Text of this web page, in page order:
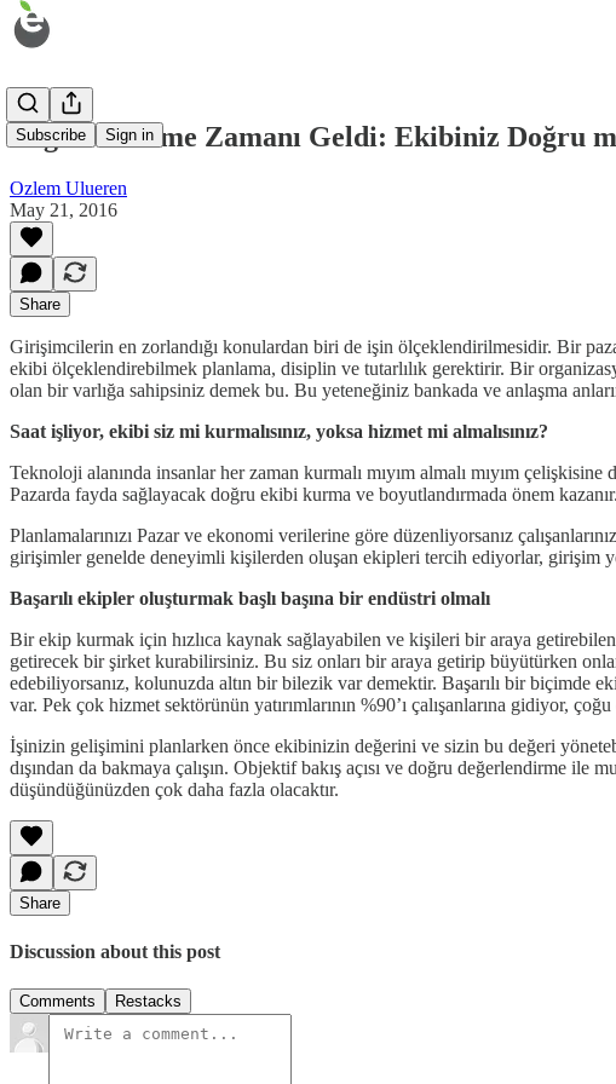
Subscribe Sign in
Değerlendirme Zamanı Geldi: Ekibiniz Doğru
Ozlem Ulueren
May 21, 2016
Share
Girişimcilerin en zorlandığı konulardan biri de işin ölçeklendirilmesidir. Bir
ekibi ölçeklendirebilmek planlama, disiplin ve tutarlılık gerektirir. Bir
olan bir varlığa sahipsiniz demek bu. Bu yeteneğiniz bankada ve anlaşma
Saat işliyor, ekibi siz mi kurmalısınız, yoksa hizmet mi almalısınız?
Teknoloji alanında insanlar her zaman kurmalı mıyım almalı mıyım
Pazarda fayda sağlayacak doğru ekibi kurma ve boyutlandırmada önem kazanır.
Planlamalarınızı Pazar ve ekonomi verilerine göre düzenliyorsanız
girişimler genelde deneyimli kişilerden oluşan ekipleri tercih ediyorlar, girişim
Başarılı ekipler oluşturmak başlı başına bir endüstri olmalı
Bir ekip kurmak için hızlıca kaynak sağlayabilen ve kişileri bir araya
getirecek bir şirket kurabilirsiniz. Bu siz onları bir araya getirip büyütürken
edebiliyorsanız, kolunuzda altın bir bilezik var demektir. Başarılı bir
var. Pek çok hizmet sektörünün yatırımlarının %90’ı çalışanlarına gidiyor,
İşinizin gelişimini planlarken önce ekibinizin değerini ve sizin bu değeri
dışından da bakmaya çalışın. Objektif bakış açısı ve doğru değerlendirme
düşündüğünüzden çok daha fazla olacaktır.
Share
Discussion about this post
Comments Restacks